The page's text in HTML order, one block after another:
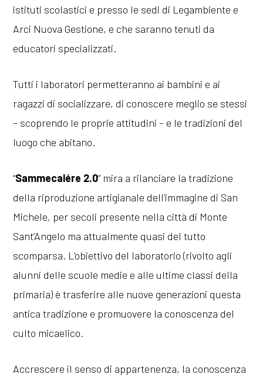
istituti scolastici e presso le sedi di Legambiente e
Arci Nuova Gestione, e che saranno tenuti da
educatori specializzati.
Tutti i laboratori permetteranno ai bambini e ai
ragazzi di socializzare, di conoscere meglio se stessi
– scoprendo le proprie attitudini – e le tradizioni del
luogo che abitano.
“Sammecalére 2.0” mira a rilanciare la tradizione
della riproduzione artigianale dell’immagine di San
Michele, per secoli presente nella città di Monte
Sant’Angelo ma attualmente quasi del tutto
scomparsa. L’obiettivo del laboratorio (rivolto agli
alunni delle scuole medie e alle ultime classi della
primaria) è trasferire alle nuove generazioni questa
antica tradizione e promuovere la conoscenza del
culto micaelico.
Accrescere il senso di appartenenza, la conoscenza